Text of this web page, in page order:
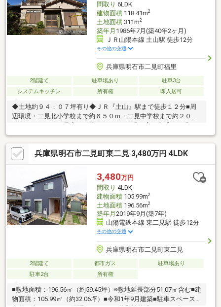
間取り 6LDK
建物面積118.41m2
土地面積311m2
築年月 1986年7月(築40年2ヶ月)
ＪＲ山陽本線 土山駅 徒歩12分
その他の交通
兵庫県明石市二見町福里
2階建て 駐車場あり
駐車3台
システムキッチン
所有権 即入居可
◆土地約９４．０７坪有り◆ＪＲ『土山』駅まで徒歩１２分■周
辺環境・二見北小学校まで約６５０ｍ・二見中学校まで約２００
０ｍ・マルハチ二見店まで約１０００ｍ■明石店紹介「ＪＲ明石
駅」「山陽明石駅」から徒歩5分の立地。国道２号線沿いアスピア
明石の南東側に店舗を位置し、駐車場は店舗南にございます。※
資料請求は、左下のオレンジ色【資料請求】よりお問い合わせく
ださい。直接のお問い合わせは、フリーダイヤル【0120-298-
550】まで。（スマートフォンの方は、右下の青色【電話で問い
合わせ】をクリック）
兵庫県明石市二見町東二見 3,480万円 4LDK
3,480万円
間取り 4LDK
建物面積105.99m2
土地面積196.56m2
築年月 2019年9月(築7年)
山陽電鉄本線 東二見駅 徒歩12分
その他の交通
兵庫県明石市二見町東二見
2階建て 都市ガス
駐車場あり
駐車2台
所有権
■敷地面積：196.56㎡（約59.45坪）※敷地延長部分51.07㎡含む■建
物面積：105.99㎡（約32.06坪）■令和1年9月建築■駐車スペース2